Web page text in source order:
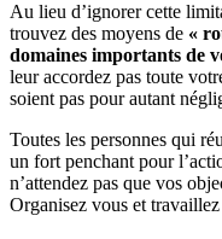
Au lieu d’ignorer cette
trouvez des moyens de «
domaines importants de
leur accordez pas toute
soient pas pour autant
Toutes les personnes qui
un fort penchant pour
n’attendez pas que vos
Organisez vous et